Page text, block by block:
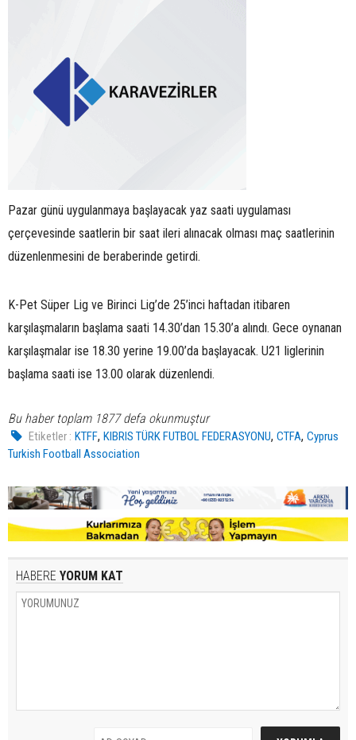
Pazar günü uygulanmaya başlayacak yaz saati uygulaması
çerçevesinde saatlerin bir saat ileri alınacak olması maç saatlerinin
düzenlenmesini de beraberinde getirdi.
K-Pet Süper Lig ve Birinci Lig’de 25’inci haftadan itibaren
karşılaşmaların başlama saati 14.30’dan 15.30’a alındı. Gece oynanan
karşılaşmalar ise 18.30 yerine 19.00’da başlayacak. U21 liglerinin
başlama saati ise 13.00 olarak düzenlendi.
Bu haber toplam 1877 defa okunmuştur
Etiketler : KTFF,KIBRIS TÜRK FUTBOL FEDERASYONU,CTFA,Cyprus
Turkish Football Association
HABERE YORUM KAT